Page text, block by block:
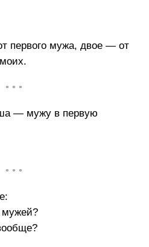
первого мужа, двое — от
• • •
— мужу в первую
• • •